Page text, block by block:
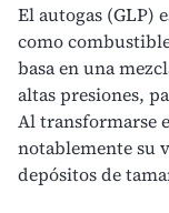
Elautogas (GLP)
como
basa en una
altas presiones,
Al transformarse
notablemente su
depósitos de